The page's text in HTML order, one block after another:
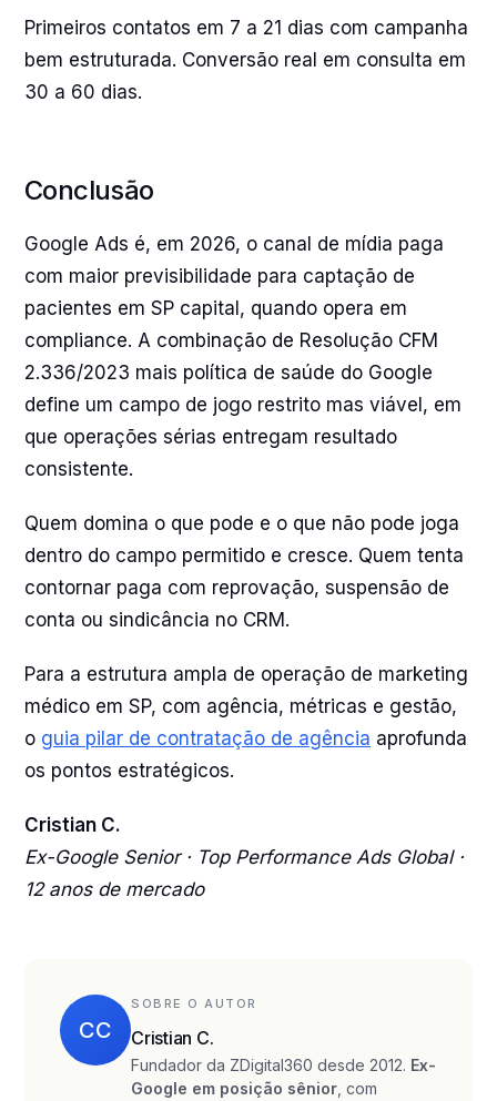
Primeiros contatos em 7 a 21 dias com campanha
bem estruturada. Conversão real em consulta em
30 a 60 dias.
Conclusão
Google Ads é, em 2026, o canal de mídia paga
com maior previsibilidade para captação de
pacientes em SP capital, quando opera em
compliance. A combinação de Resolução CFM
2.336/2023 mais política de saúde do Google
define um campo de jogo restrito mas viável, em
que operações sérias entregam resultado
consistente.
Quem domina o que pode e o que não pode joga
dentro do campo permitido e cresce. Quem tenta
contornar paga com reprovação, suspensão de
conta ou sindicância no CRM.
Para a estrutura ampla de operação de marketing
médico em SP, com agência, métricas e gestão,
o guia pilar de contratação de agência aprofunda
os pontos estratégicos.
Cristian C.
Ex-Google Senior · Top Performance Ads Global ·
12 anos de mercado
CC
SOBRE O AUTOR
Cristian C.
Fundador da ZDigital360 desde 2012. Ex-
Google em posição sênior , com